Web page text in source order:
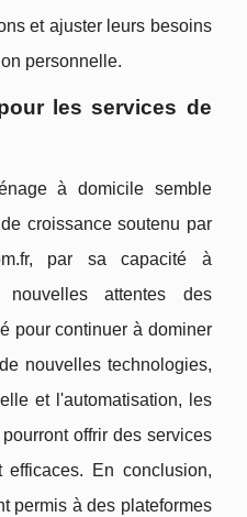
et ajuster leurs besoins
personnelle.
les services de
à domicile semble
croissance soutenu par
par sa capacité à
attentes des
pour continuer à dominer
nouvelles technologies,
et l'automatisation, les
offrir des services
En conclusion,
permis à des plateformes